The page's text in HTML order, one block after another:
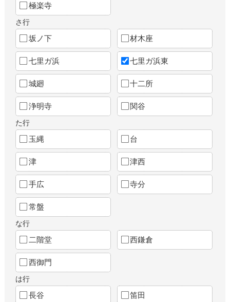
極楽寺
さ行
坂ノ下 材木座
七里ガ浜 七里ガ浜東
城廻 十二所
浄明寺 関谷
た行
玉縄 台
津 津西
手広 寺分
常盤
な行
二階堂 西鎌倉
西御門
は行
長谷 笛田